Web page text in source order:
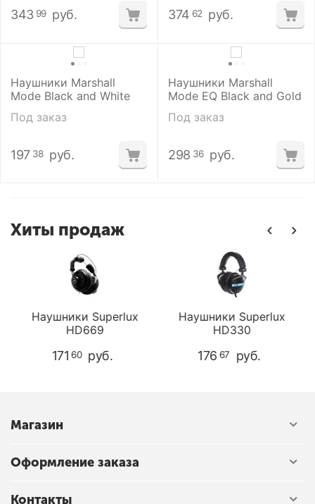
343 99 руб. 374 62 руб.
Наушники Marshall
Mode Black and White
Под заказ
197 38 руб.
Наушники Marshall
Mode EQ Black and Gold
Под заказ
298 36 руб.
Хиты продаж
Наушники Superlux
HD669
171 60 руб.
Наушники Superlux
HD330
176 67 руб.
Магазин
Оформление заказа
Контакты